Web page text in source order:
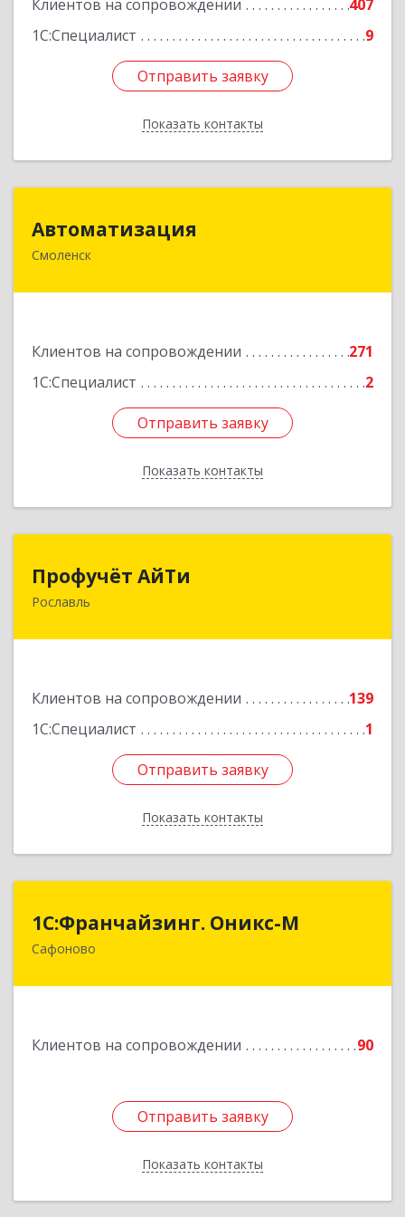
Клиентов на сопровождении
407
1С:Специалист
9
Отправить заявку
Показать контакты
Отправить заявку
Назад
Автоматизация
Смоленск
Клиентов на сопровождении
271
1С:Специалист
2
Отправить заявку
Показать контакты
214019, Смоленская обл, Смоленск г, Марии
Отправить заявку
Назад
Профучёт АйТи
Рославль
Клиентов на сопровождении
139
1С:Специалист
1
Отправить заявку
Показать контакты
216500, Смоленская обл, Рославльский р-н,
Отправить заявку
Назад
1С:Франчайзинг. Оникс-М
Сафоново
Клиентов на сопровождении 90
Отправить заявку
Показать контакты
1С:Франчайзинг. Оникс-М
215500, Смоленская обл, Сафоновский р-н,
Отправить заявку
Назад